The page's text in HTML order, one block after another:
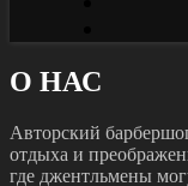
О НАС
Авторский
отдыха и
где джентльмены